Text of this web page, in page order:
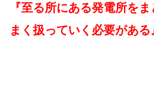
『至る所にある発電所を
まく扱っていく必要がある